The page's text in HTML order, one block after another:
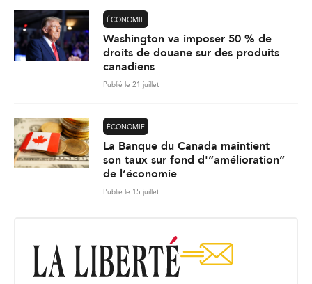
ÉCONOMIE
Washington va imposer 50 % de
droits de douane sur des produits
canadiens
Publié le 21 juillet
ÉCONOMIE
La Banque du Canada maintient
son taux sur fond d'”amélioration”
de l’économie
Publié le 15 juillet